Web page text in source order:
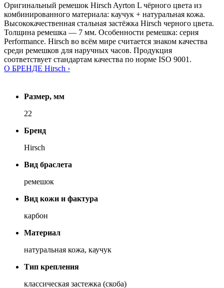
Оригинальный ремешок Hirsch Ayrton L чёрного цвета из
комбинированного материала: каучук + натуральная кожа.
Высококачественная стальная застёжка Hirsch черного цвета.
Толщина ремешка — 7 мм. Особенности ремешка: серия
Performance. Hirsch во всём мире считается знаком качества
среди ремешков для наручных часов. Продукция
соответствует стандартам качества по норме ISO 9001.
О БРЕНДЕ Hirsch ›
Размер, мм
22
Бренд
Hirsch
Вид браслета
ремешок
Вид кожи и фактура
карбон
Материал
натуральная кожа, каучук
Тип крепления
классическая застежка (скоба)